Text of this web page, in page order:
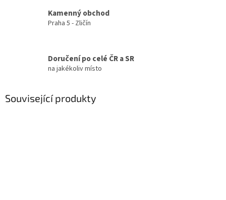
Kamenný obchod
Praha 5 - Zličín
Doručení po celé ČR a SR
na jakékoliv místo
Související produkty